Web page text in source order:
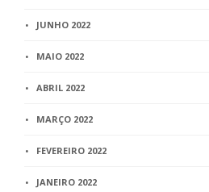
JUNHO 2022
MAIO 2022
ABRIL 2022
MARÇO 2022
FEVEREIRO 2022
JANEIRO 2022